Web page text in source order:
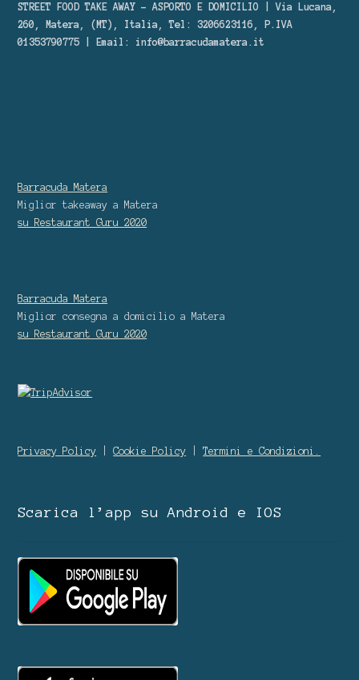
STREET FOOD TAKE AWAY – ASPORTO E DOMICILIO | Via Lucana,
260, Matera, (MT), Italia, Tel: 3206623116, P.IVA
01353790775 | Email: info@barracudamatera.it
Barracuda Matera
Miglior takeaway a Matera
su Restaurant Guru
2020
Barracuda Matera
Miglior consegna a domicilio a Matera
su Restaurant Guru
2020
Privacy Policy |Cookie Policy |Termini e Condizioni.
Scarica l’app su Android e IOS